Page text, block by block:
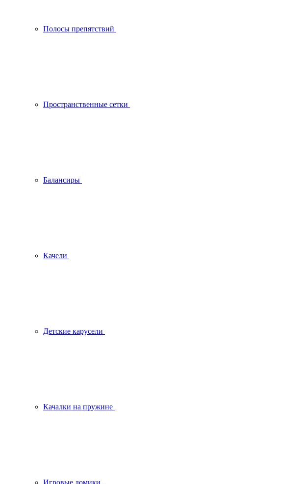
Полосы препятствий
Пространственные сетки
Балансиры
Качели
Детские карусели
Качалки на пружине
Игровые домики